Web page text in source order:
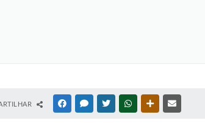
FACEBOOKMESSENGER
TWITTERWHATSAPPOUTRAS MÍDIAS